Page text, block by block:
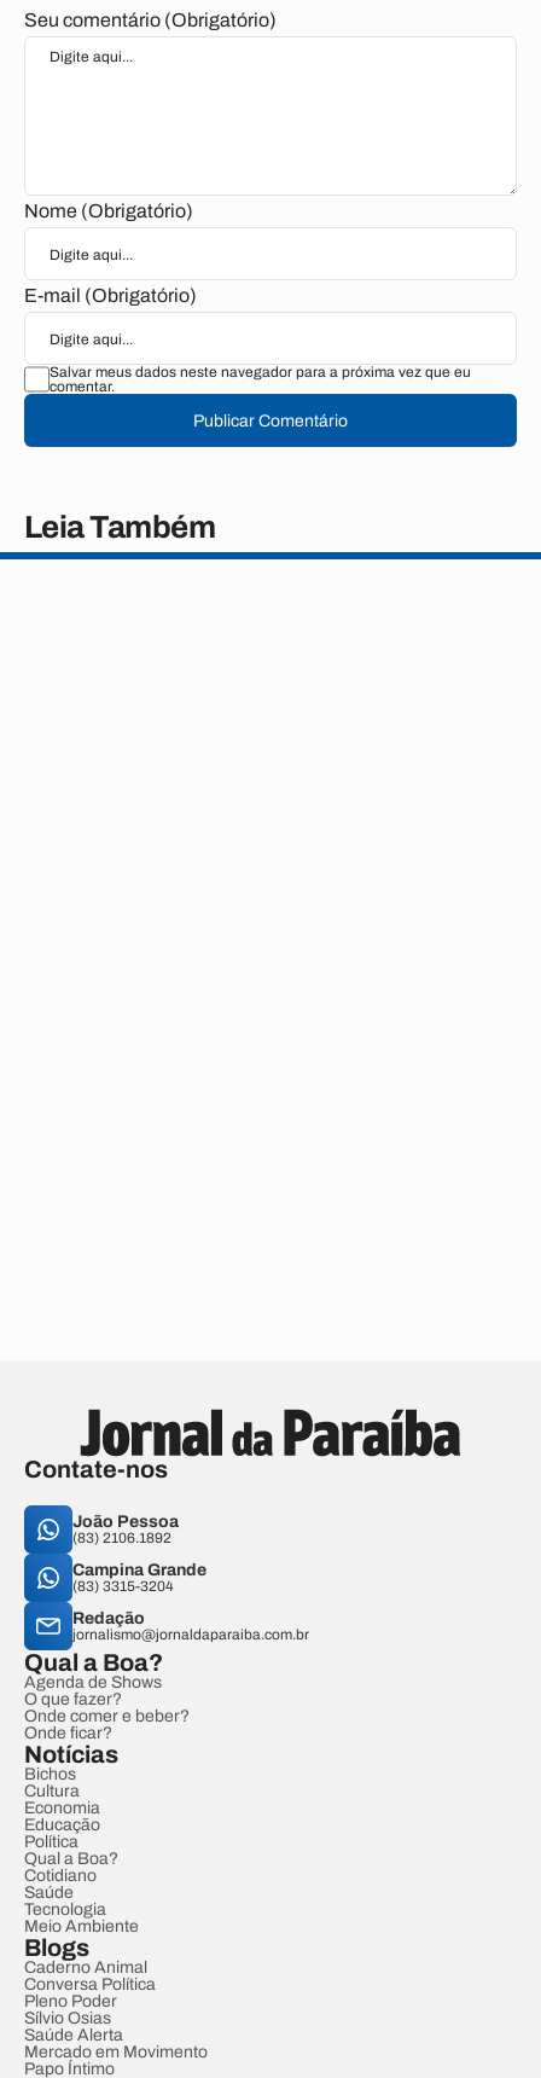
Seu comentário (Obrigatório)
Nome (Obrigatório)
E-mail (Obrigatório)
Salvar meus dados neste navegador para a próxima vez que eu
comentar.
Publicar Comentário
Leia Também
Contate-nos
João Pessoa
(83) 2106.1892
Campina Grande
(83) 3315-3204
Redação
jornalismo@jornaldaparaiba.com.br
Qual a Boa?
Agenda de Shows
O que fazer?
Onde comer e beber?
Onde ficar?
Notícias
Bichos
Cultura
Economia
Educação
Política
Qual a Boa?
Cotidiano
Saúde
Tecnologia
Meio Ambiente
Blogs
Caderno Animal
Conversa Política
Pleno Poder
Sílvio Osias
Saúde Alerta
Mercado em Movimento
Papo Íntimo